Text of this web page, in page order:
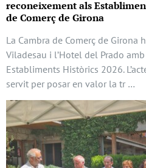
reconeixement als
de Comerç de Girona
La Cambra de Comerç de
Viladesau i l’Hotel del Prado
Establiments Històrics 2026.
servit per posar en valor la tr …